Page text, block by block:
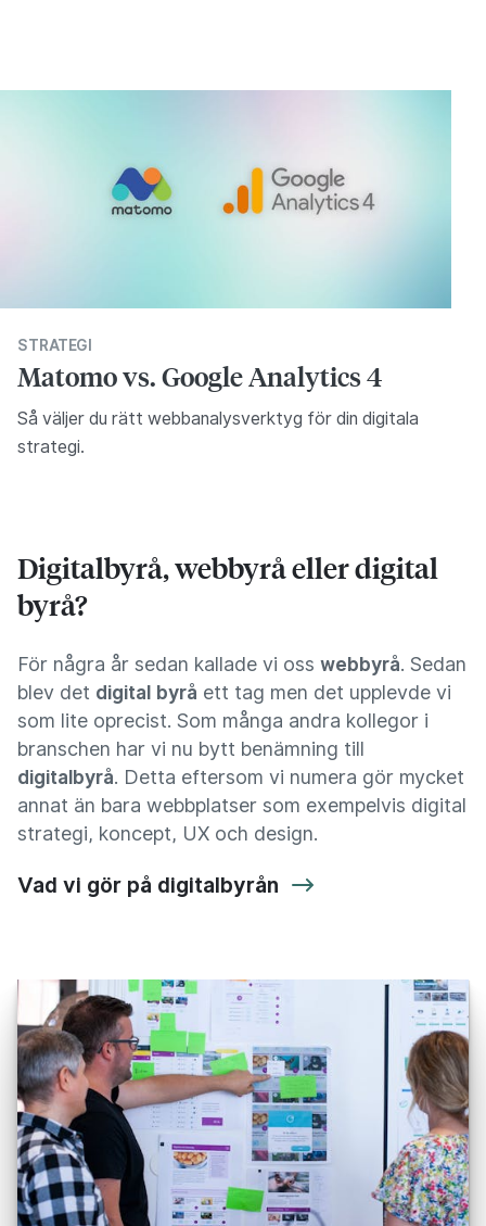
STRATEGI
Matomo vs. Google Analytics 4
Så väljer du rätt webbanalysverktyg för din digitala
strategi.
Digitalbyrå, webbyrå eller digital
byrå?
För några år sedan kallade vi oss webbyrå. Sedan
blev det digital byrå ett tag men det upplevde vi
som lite oprecist. Som många andra kollegor i
branschen har vi nu bytt benämning till
digitalbyrå. Detta eftersom vi numera gör mycket
annat än bara webbplatser som exempelvis digital
strategi, koncept, UX och design.
Vad vi gör på digitalbyrån